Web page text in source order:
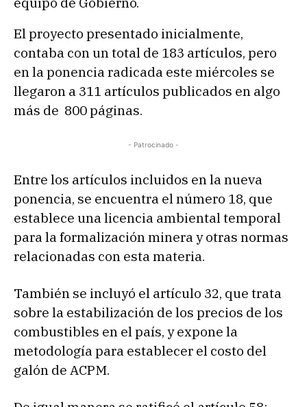
El proyecto presentado inicialmente,
contaba con un total de 183 artículos, pero
en la ponencia radicada este miércoles se
llegaron a 311 artículos publicados en algo
más de 800 páginas.
- Patrocinado -
Entre los artículos incluidos en la nueva
ponencia, se encuentra el número 18, que
establece una licencia ambiental temporal
para la formalización minera y otras normas
relacionadas con esta materia.
También se incluyó el artículo 32, que trata
sobre la estabilización de los precios de los
combustibles en el país, y expone la
metodología para establecer el costo del
galón de ACPM.